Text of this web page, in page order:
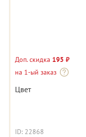
Доп. скидка 195 ₽
на 1-ый заказ
Цвет
ID: 22868